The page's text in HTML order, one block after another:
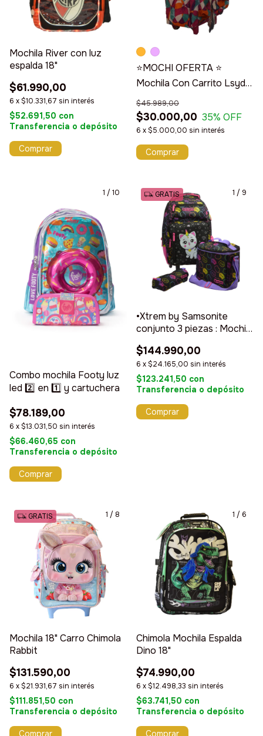
Mochila River con luz
espalda 18"
$61.990,00
6 x$10.331,67 sin interés
$52.691,50 con
Transferencia o depósito
⭐️MOCHI OFERTA ⭐️
Mochila Con Carrito Lsyd
$30.000,00
$45.989,00
35% OFF
6 x$5.000,00 sin interés
Comprar
1 / 10
Combo mochila Footy luz
led 2️⃣ en 1️⃣ y cartuchera
$78.189,00
6 x$13.031,50 sin interés
$66.460,65 con
Transferencia o depósito
Comprar
1 / 9
GRATIS
•Xtrem by Samsonite
conjunto 3 piezas : Mochila
cartuchera
$144.990,00
6 x$24.165,00 sin interés
$123.241,50 con
Transferencia o depósito
1 / 8
GRATIS
Mochila 18" Carro Chimola
Rabbit
$131.590,00
6 x$21.931,67 sin interés
$111.851,50 con
Transferencia o depósito
1 / 6
Chimola Mochila Espalda
Dino 18"
$74.990,00
6 x$12.498,33 sin interés
$63.741,50 con
Transferencia o depósito
Comprar